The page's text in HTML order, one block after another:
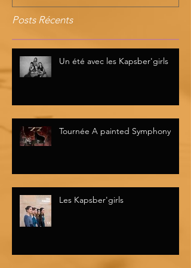
Posts Récents
Un été avec les Kapsber'girls
Tournée A painted Symphony
Les Kapsber'girls